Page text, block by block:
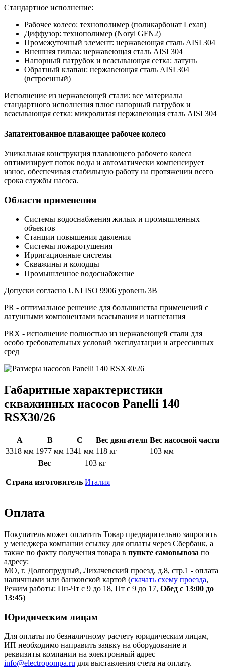
Стандартное исполнение:
Рабочее колесо: технополимер (поликарбонат Lexan)
Диффузор: технополимер (Noryl GFN2)
Промежуточный элемент: нержавеющая сталь AISI 304
Внешняя гильза: нержавеющая сталь AISI 304
Напорный патрубок и всасывающая сетка: латунь
Обратный клапан: нержавеющая сталь AISI 304
(встроенный)
Исполнение из нержавеющей стали: все материалы
стандартного исполнения плюс напорный патрубок и
всасывающая сетка: микролитая нержавеющая сталь AISI 304
Запатентованное плавающее рабочее колесо
Уникальная конструкция плавающего рабочего колеса
оптимизирует поток воды и автоматически компенсирует
износ, обеспечивая стабильную работу на протяжении всего
срока службы насоса.
Области применения
Системы водоснабжения жилых и промышленных
объектов
Станции повышения давления
Системы пожаротушения
Ирригационные системы
Скважины и колодцы
Промышленное водоснабжение
Допуски согласно UNI ISO 9906 уровень 3B
PR - оптимальное решение для большинства применений с
латунными компонентами всасывания и нагнетания
PRX - исполнение полностью из нержавеющей стали для
особо требовательных условий эксплуатации и агрессивных
сред
Габаритные характеристики
скважинных насосов Panelli 140
RSX30/26
A B C Вес двигателя Вес насосной части
3318 мм 1977 мм 1341 мм 118 кг
103 мм
Вес
103 кг
Страна изготовитель Италия
Оплата
Покупатель может оплатить Товар предварительно запросить
у менеджера компании ссылку для оплаты через Сбербанк, а
также по факту получения товара в пункте самовывоза по
адресу:
МО, г. Долгопрудный, Лихачевский проезд, д.8, стр.1 - оплата
наличными или банковской картой (скачать схему проезда,
Режим работы: Пн-Чт с 9 до 18, Пт с 9 до 17, Обед с 13:00 до
13:45)
Юридическим лицам
Для оплаты по безналичному расчету юридическим лицам,
ИП необходимо направить заявку на оборудование и
реквизиты компании на электронный адрес
info@electropompa.ru для выставления счета на оплату.